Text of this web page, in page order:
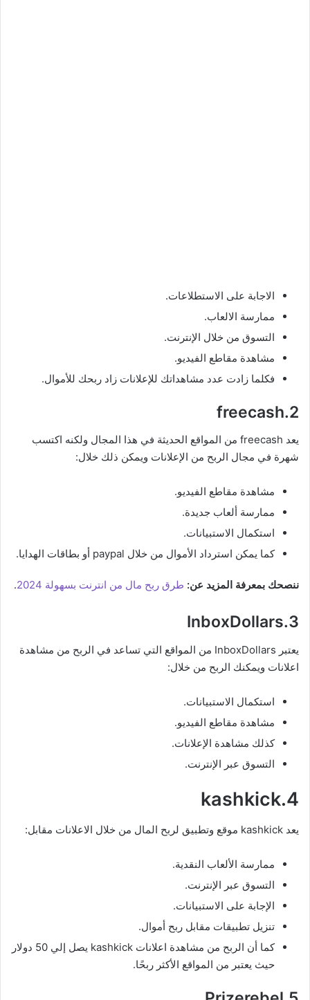
الاجابة على الاستطلاعات.
ممارسة الالعاب.
التسوق من خلال الإنترنت.
مشاهدة مقاطع الفيديو.
فكلما زادت عدد مشاهداتك للإعلانات زاد ربحك للأموال.
2.freecash
يعد freecash من المواقع الحديثة في هذا المجال ولكنه اكتسب
شهرة في مجال الربح من الإعلانات ويمكن ذلك خلال:
مشاهدة مقاطع الفيديو.
ممارسة ألعاب جديدة.
استكمال الاستبيانات.
كما يمكن استرداد الأموال من خلال paypal أو بطاقات الهدايا.
ننصحك بمعرفة المزيد عن: طرق ربح مال من انترنت بسهولة 2024 .
3.InboxDollars
يعتبر InboxDollars من المواقع التي تساعد في الربح من مشاهدة
اعلانات ويمكنك الربح من خلال:
استكمال الاستبيانات.
مشاهدة مقاطع الفيديو.
كذلك مشاهدة الإعلانات.
التسوق عبر الإنترنت.
4.kashkick
يعد kashkick موقع وتطبيق لربح المال من خلال الاعلانات مقابل:
ممارسة الألعاب النقدية.
التسوق عبر الإنترنت.
الإجابة على الاستبيانات.
تنزيل تطبيقات مقابل ربح أموال.
كما أن الربح من مشاهدة اعلانات kashkick يصل إلي 50 دولار
حيث يعتبر من المواقع الأكثر ربحًا.